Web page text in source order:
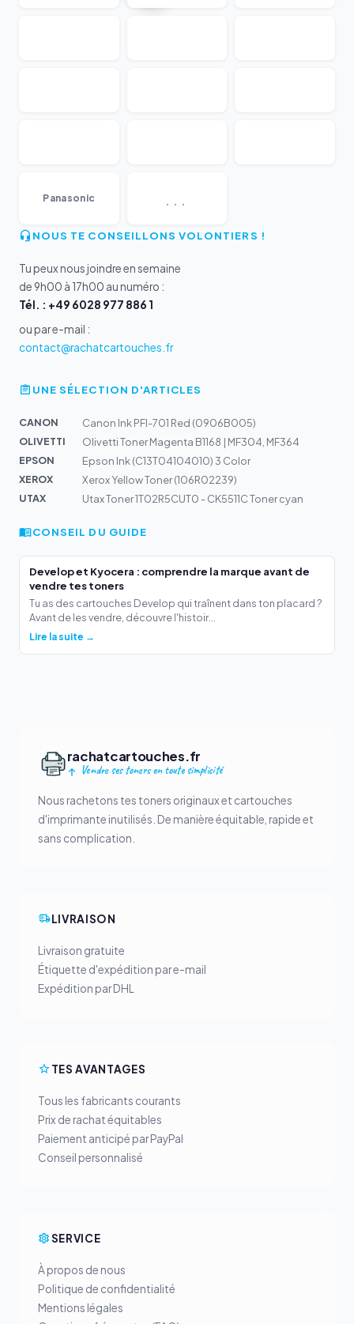
Panasonic ...
NOUS TE CONSEILLONS VOLONTIERS !
Tu peux nous joindre en semaine
de 9h00 à 17h00 au numéro :
Tél. : +49 6028 977 886 1
ou par e-mail :
contact@rachatcartouches.fr
UNE SÉLECTION D'ARTICLES
CANON
Canon Ink PFI-701 Red (0906B005)
OLIVETTI
Olivetti Toner Magenta B1168 | MF304, MF364
EPSON
Epson Ink (C13T04104010) 3 Color
XEROX
Xerox Yellow Toner (106R02239)
UTAX
Utax Toner 1T02R5CUT0 - CK5511C Toner cyan
CONSEIL DU GUIDE
Develop et Kyocera : comprendre la marque avant de
vendre tes toners
Tu as des cartouches Develop qui traînent dans ton placard ?
Avant de les vendre, découvre l'histoir...
Lire la suite →
rachatcartouches.fr
Vendre ses toners en toute simplicité
Nous rachetons tes toners originaux et cartouches
d'imprimante inutilisés. De manière équitable, rapide et
sans complication.
LIVRAISON
Livraison gratuite
Étiquette d'expédition par e-mail
Expédition par DHL
TES AVANTAGES
Tous les fabricants courants
Prix de rachat équitables
Paiement anticipé par PayPal
Conseil personnalisé
SERVICE
À propos de nous
Politique de confidentialité
Mentions légales